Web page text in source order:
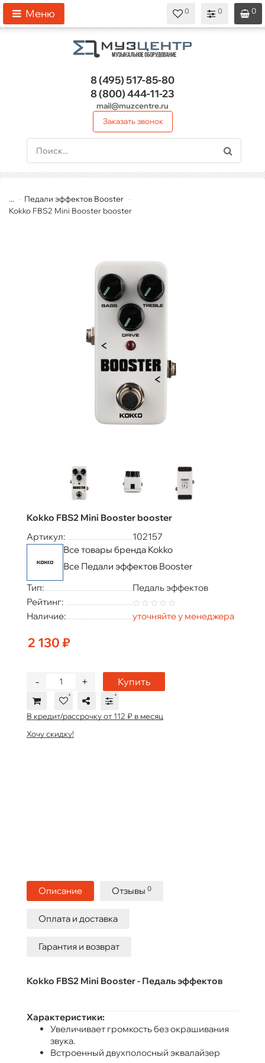
0
0
0
Меню
8 (495)517-85-80
8 (800)444-11-23
mail@muzcentre.ru
Заказать звонок
...
Педали эффектов Booster
Kokko FBS2 Mini Booster booster
Kokko FBS2 Mini Booster booster
Артикул:
102157
Все товары бренда Kokko
Все Педали эффектов Booster
Тип:
Педаль эффектов
Рейтинг:
Наличие:
уточняйте у менеджера
2 130 ₽
+
- Купить
В кредит/рассрочку от 112 ₽ в месяц
Хочу скидку!
Описание Отзывы 0
Оплата и доставка
Гарантия и возврат
Kokko FBS2 Mini Booster - Педаль эффектов
Характеристики:
Увеличивает громкость без окрашивания
звука.
Встроенный двухполосный эквалайзер